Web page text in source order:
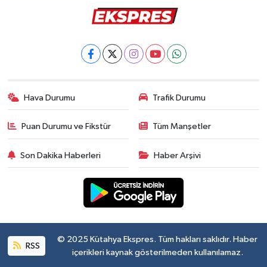
Hava Durumu Trafik Durumu
Puan Durumu ve Fikstür Tüm Manşetler
Son Dakika Haberleri Haber Arşivi
RSS
© 2025 Kütahya Ekspres. Tüm hakları saklıdır. Haber
içerikleri kaynak gösterilmeden kullanılamaz.